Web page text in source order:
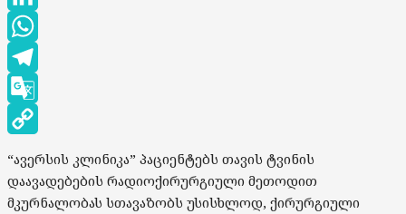
LinkedIn
WhatsApp
Telegram
Google
Translate
Copy
Link
“ავერსის კლინიკა” პაციენტებს თავის ტვინის
დაავადებების რადიოქირურგიული მეთოდით
მკურნალობას სთავაზობს უსისხლოდ, ქირურგიული